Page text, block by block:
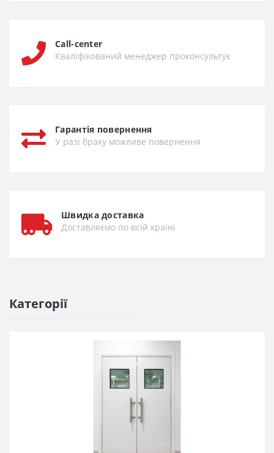
Call-center
Кваліфікований менеджер проконсультує
Гарантія повернення
У разі браку можливе повернення
Швидка доставка
Доставляємо по всій країні
Категорії